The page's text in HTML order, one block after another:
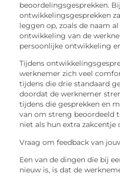
beoordelingsgesprekken. Bij
ontwikkelingsgesprekken
leggen op, zoals de naam
ontwikkeling van de
persoonlijke ontwikkeling
Tijdens
werknemer zich veel
tijdens die drie standaard
doordat de werknemer
tijdens die gesprekken en
van om streng beoordeeld
niet als hun extra zakcentje
Vraag om feedback van
Een van de dingen die bij
nieuw is, is dat de